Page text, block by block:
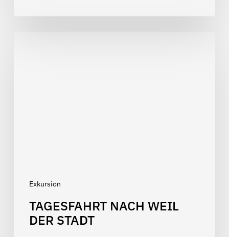
Exkursion
TAGESFAHRT NACH WEIL
DER STADT